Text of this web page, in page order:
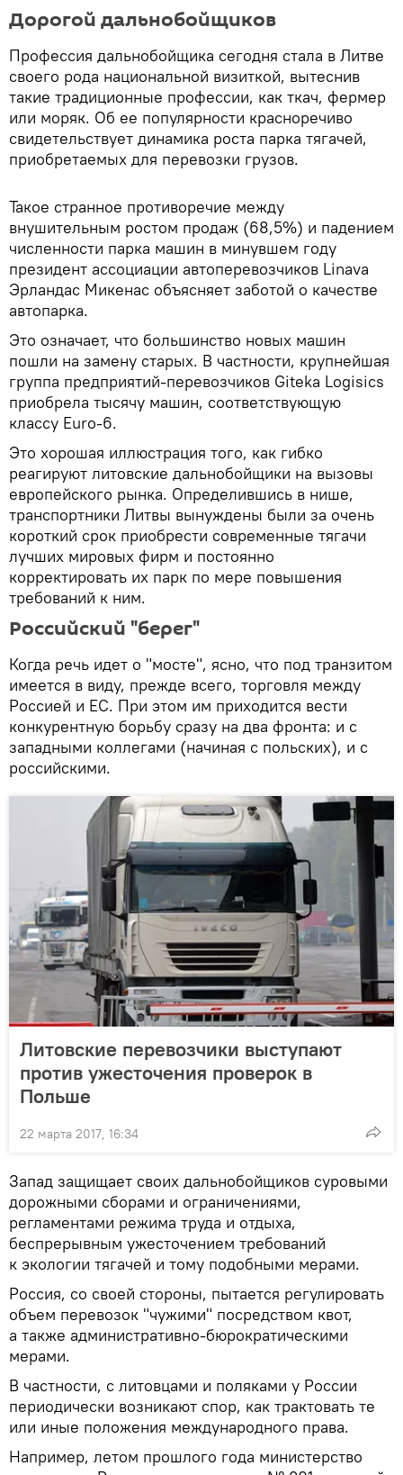
Дорогой дальнобойщиков
Профессия дальнобойщика сегодня стала в Литве
своего рода национальной визиткой, вытеснив
такие традиционные профессии, как ткач, фермер
или моряк. Об ее популярности красноречиво
свидетельствует динамика роста парка тягачей,
приобретаемых для перевозки грузов.
Такое странное противоречие между
внушительным ростом продаж (68,5%) и падением
численности парка машин в минувшем году
президент ассоциации автоперевозчиков Linava
Эрландас Микенас объясняет заботой о качестве
автопарка.
Это означает, что большинство новых машин
пошли на замену старых. В частности, крупнейшая
группа предприятий-перевозчиков Giteka Logisics
приобрела тысячу машин, соответствующую
классу Euro-6.
Это хорошая иллюстрация того, как гибко
реагируют литовские дальнобойщики на вызовы
европейского рынка. Определившись в нише,
транспортники Литвы вынуждены были за очень
короткий срок приобрести современные тягачи
лучших мировых фирм и постоянно
корректировать их парк по мере повышения
требований к ним.
Российский "берег"
Когда речь идет о "мосте", ясно, что под транзитом
имеется в виду, прежде всего, торговля между
Россией и ЕС. При этом им приходится вести
конкурентную борьбу сразу на два фронта: и с
западными коллегами (начиная с польских), и с
российскими.
Литовские перевозчики выступают
против ужесточения проверок в
Польше
22 марта 2017, 16:34
Запад защищает своих дальнобойщиков суровыми
дорожными сборами и ограничениями,
регламентами режима труда и отдыха,
беспрерывным ужесточением требований
к экологии тягачей и тому подобными мерами.
Россия, со своей стороны, пытается регулировать
объем перевозок "чужими" посредством квот,
а также административно-бюрократическими
мерами.
В частности, с литовцами и поляками у России
периодически возникают спор, как трактовать те
или иные положения международного права.
Например, летом прошлого года министерство